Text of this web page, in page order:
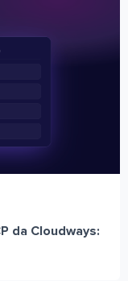
da Cloudways: